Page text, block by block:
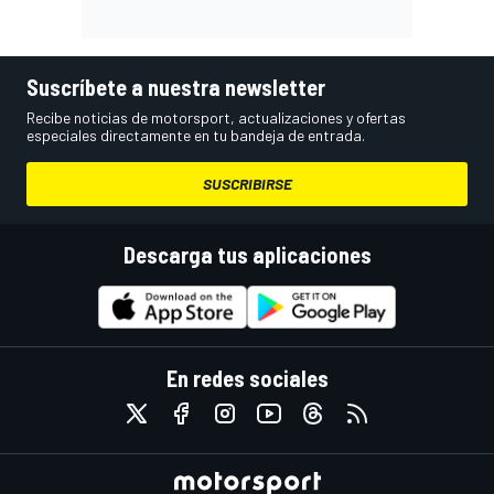
Suscríbete a nuestra newsletter
Recibe noticias de motorsport, actualizaciones y ofertas
especiales directamente en tu bandeja de entrada.
SUSCRIBIRSE
Descarga tus aplicaciones
En redes sociales